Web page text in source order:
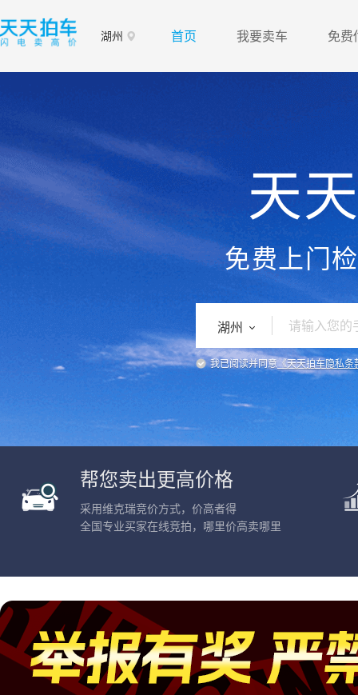
湖州 首页 我要卖车 免费
天
免费上门
湖州
我已阅读并同意《天天拍车隐私条
帮您卖出更高价格
采用维克瑞竞价方式，价高者得
全国专业买家在线竞拍，哪里价高卖哪里